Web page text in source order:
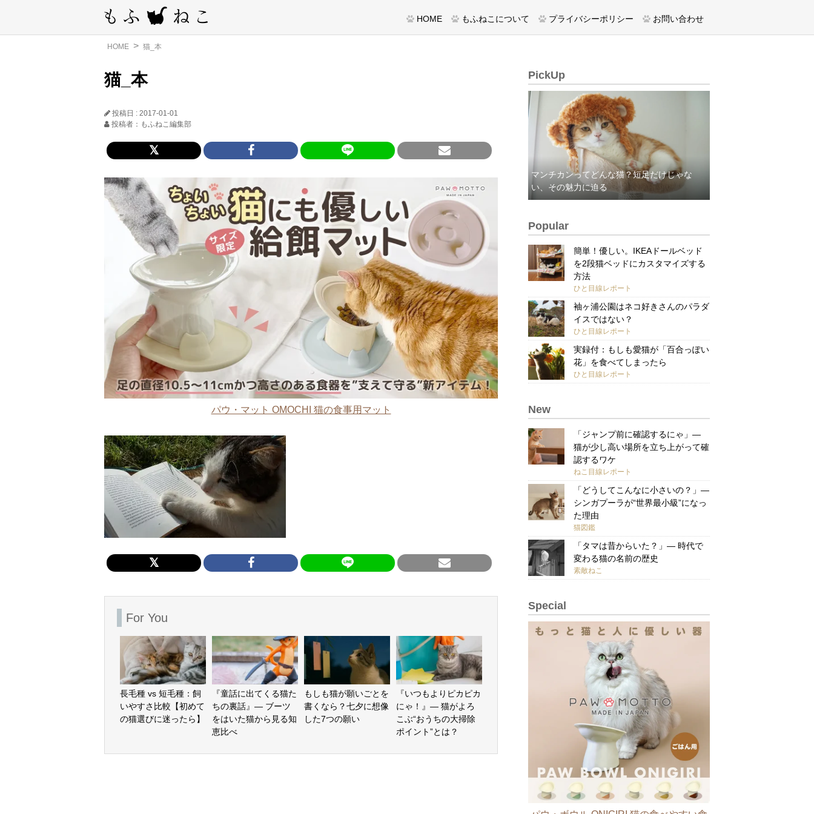
HOME もふねこについて プライバシーポリシー お問い合わせ
HOME 猫_本
猫_本
投稿日 : 2017-01-01
投稿者：もふねこ編集部
パウ・マット OMOCHI 猫の食事用マット
For You
長毛種 vs 短毛種：飼
いやすさ比較【初めて
の猫選びに迷ったら】
『童話に出てくる猫た
ちの裏話』— ブーツ
をはいた猫から見る知
恵比べ
もしも猫が願いごとを
書くなら？七夕に想像
した7つの願い
『いつもよりピカピカ
にゃ！』— 猫がよろ
こぶ“おうちの大掃除
ポイント”とは？
PickUp
マンチカンってどんな猫？短足だけじゃな
い、その魅力に迫る
Popular
簡単！優しい。IKEAドールベッド
を2段猫ベッドにカスタマイズする
方法
ひと目線レポート
袖ヶ浦公園はネコ好きさんのパラダ
イスではない？
ひと目線レポート
実録付：もしも愛猫が「百合っぽい
花」を食べてしまったら
ひと目線レポート
New
「ジャンプ前に確認するにゃ」—
猫が少し高い場所を立ち上がって確
認するワケ
ねこ目線レポート
「どうしてこんなに小さいの？」—
シンガプーラが“世界最小級”になっ
た理由
猫図鑑
「タマは昔からいた？」— 時代で
変わる猫の名前の歴史
素敵ねこ
Special